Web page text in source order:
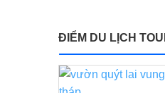
ĐIỂM DU LỊCH